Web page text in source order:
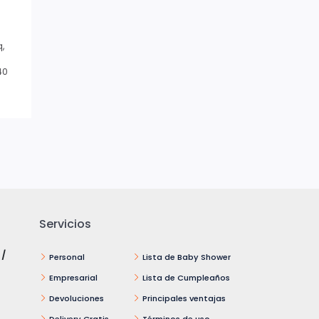
/
Servicios
Personal
Empresarial
Devoluciones
Lista de Baby Shower
Lista de Cumpleaños
Principales ventajas